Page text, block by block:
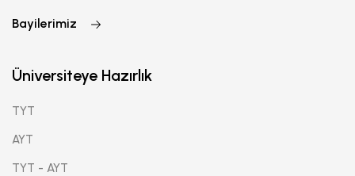
Bayilerimiz
Üniversiteye Hazırlık
TYT
AYT
TYT - AYT